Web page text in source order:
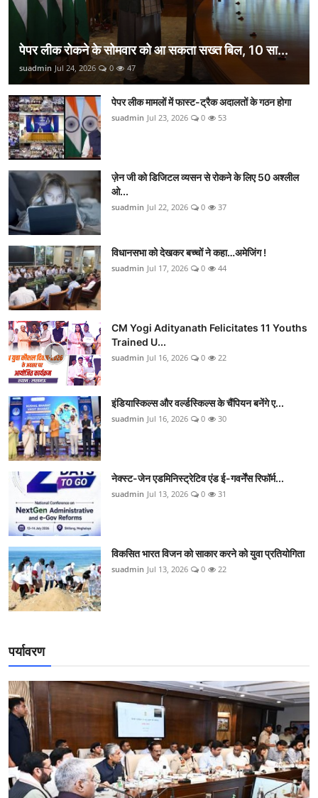
पेपर लीक रोकने के सोमवार को आ सकता सख्त बिल, 10 सा...
suadmin Jul 24, 2026 0 47
पेपर लीक मामलों में फास्ट-ट्रैक अदालतों के गठन होगा
suadmin Jul 23, 2026 0 53
ज़ेन जी को डिजिटल व्यसन से रोकने के लिए 50 अश्लील
ओ...
suadmin Jul 22, 2026 0 37
विधानसभा को देखकर बच्चों ने कहा…अमेजिंग !
suadmin Jul 17, 2026 0 44
CM Yogi Adityanath Felicitates 11 Youths
Trained U...
suadmin Jul 16, 2026 0 22
इंडियास्किल्स और वर्ल्डस्किल्स के चैंपियन बनेंगे ए...
suadmin Jul 16, 2026 0 30
नेक्स्ट-जेन एडमिनिस्ट्रेटिव एंड ई-गवर्नेंस रिफॉर्म...
suadmin Jul 13, 2026 0 31
विकसित भारत विजन को साकार करने को युवा प्रतियोगिता
suadmin Jul 13, 2026 0 22
पर्यावरण